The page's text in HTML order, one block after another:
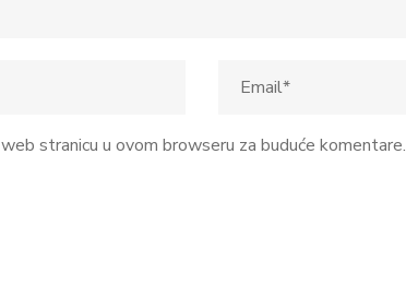
stranicu u ovom browseru za buduće komentare.